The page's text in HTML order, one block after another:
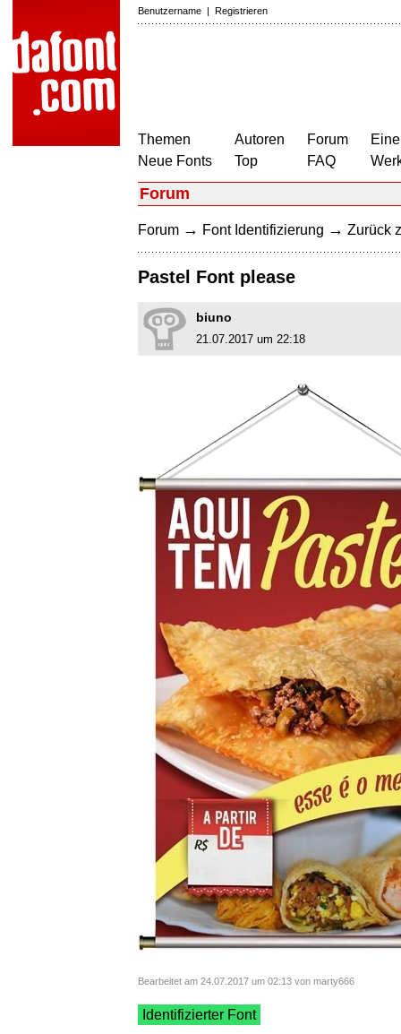
Benutzername | Registrieren
Themen
Neue Fonts
Autoren
Top
Forum
FAQ
Forum
Forum → Font Identifizierung → Zurück
Pastel Font please
biuno
21.07.2017 um 22:18
Bearbeitet am 24.07.2017 um 02:13 von marty666
Identifizierter Font